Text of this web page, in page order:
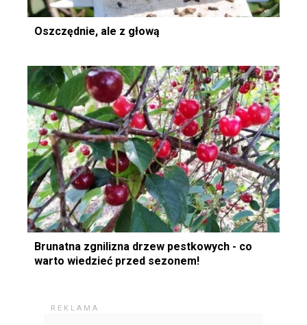
Oszczędnie, ale z głową
Brunatna zgnilizna drzew pestkowych - co
warto wiedzieć przed sezonem!